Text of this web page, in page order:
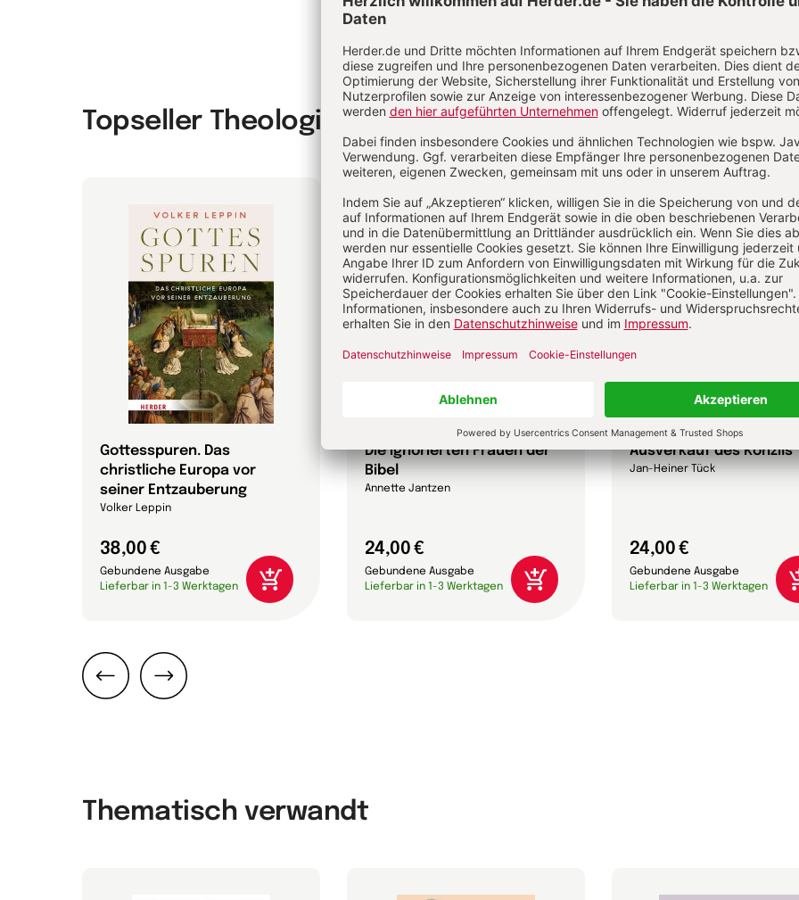
Topseller Theologie & Pastoral
Gottesspuren. Das
christliche Europa vor
seiner Entzauberung
Volker Leppin
38,00 €
Gebundene Ausgabe
Lieferbar in 1-3 Werktagen
Die ignorierten Frauen der
Bibel
Annette Jantzen
24,00 €
Gebundene Ausgabe
Lieferbar in 1-3 Werktagen
Ausverkauf des Konzils
Jan-Heiner Tück
24,00 €
Gebundene Ausgabe
Lieferbar in 1-3 Werktagen
Thematisch verwandt